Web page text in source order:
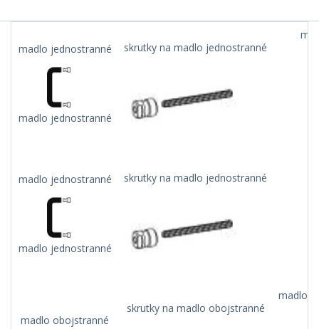
madlo jednostranné
madlo jednostranné
skrutky na madlo jednostranné
madlo jednostranné
madlo jednostranné
skrutky na madlo jednostranné
madlo obojstranné
skrutky na madlo obojstranné
madlo